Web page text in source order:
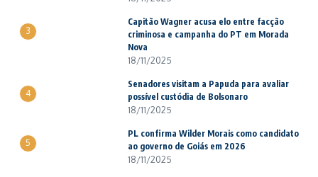
3
Capitão Wagner acusa elo entre facção
criminosa e campanha do PT em Morada
Nova
18/11/2025
4
Senadores visitam a Papuda para avaliar
possível custódia de Bolsonaro
18/11/2025
5
PL confirma Wilder Morais como candidato
ao governo de Goiás em 2026
18/11/2025